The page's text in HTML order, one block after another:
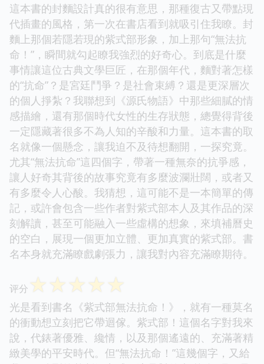
這本書的封麵設計真的很有意思，那種復古又帶點現
代插畫的風格，第一次在書店看到就吸引住我瞭。封
麵上那個若隱若現的紫式部形象，加上那句“無法抗
命！”，瞬間就勾起瞭我強烈的好奇心。到底是什麼
事情讓這位古典文學巨匠，在那個年代，麵對著怎樣
的“抗命”？是宮廷鬥爭？是社會束縛？還是更深層次
的個人掙紮？我聯想到《源氏物語》中那些細膩的情
感描繪，還有那個時代女性的生存狀態，總覺得背後
一定隱藏著很多不為人知的辛酸和力量。這本書的取
名就像一個懸念，讓我迫不及待想翻開，一探究竟。
尤其“無法抗命”這四個字，帶著一種無奈的抗爭感，
讓人好奇其背後的故事究竟有多麼波瀾壯闊，或者又
有多麼令人心酸。我猜想，這可能不是一本簡單的傳
記，或許會包含一些作者對紫式部本人及其作品的深
刻解讀，甚至可能融入一些虛構的想象，來填補曆史
的空白，展現一個更加立體、更加真實的紫式部。書
名本身就充滿瞭戲劇張力，讓我對內容充滿瞭期待。
评分 ☆☆☆☆☆
光是看到書名《紫式部無法抗命！》，就有一種莫名
的衝動想立刻把它帶迴傢。紫式部！這個名字對我來
說，代錶著優雅、纔情，以及那個遙遠的、充滿著精
緻美學的平安時代。但“無法抗命！”這幾個字，又給